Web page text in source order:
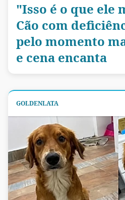
"Isso é o que ele
Cão com
pelo momento
e cena encanta
GOLDENLATA